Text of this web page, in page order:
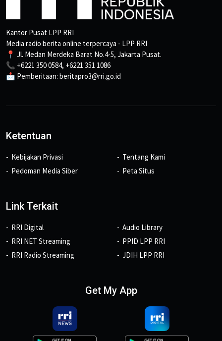
Kantor Pusat LPP RRI
Media radio berita online terpercaya - LPP RRI
📍 Jl. Medan Merdeka Barat No.4-5, Jakarta Pusat.
📞 +6221 350 0584, +6221 351 1086
📩 Pemberitaan: beritapro3@rri.go.id
Ketentuan
Kebijakan Privasi
Pedoman Media Siber
Tentang Kami
Peta Situs
Link Terkait
RRI Digital
RRI NET Streaming
RRI Radio Streaming
Audio Library
PPID LPP RRI
JDIH LPP RRI
Get My App